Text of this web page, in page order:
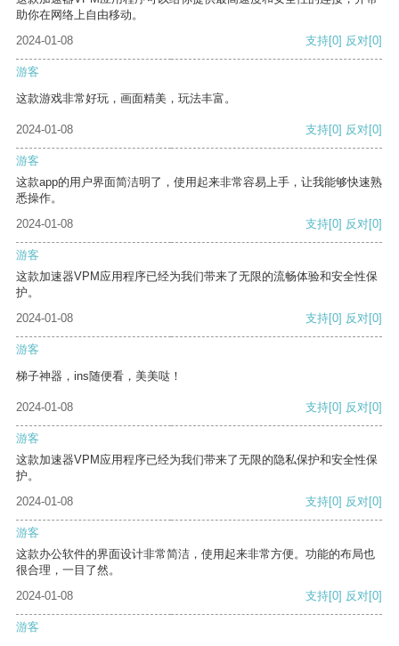
助你在网络上自由移动。
2024-01-08
支持[0] 反对[0]
游客
这款游戏非常好玩，画面精美，玩法丰富。
2024-01-08 支持[0] 反对[0]
游客
这款app的用户界面简洁明了，使用起来非常容易上手，让我能够快速熟
悉操作。
2024-01-08
支持[0] 反对[0]
游客
这款加速器VPM应用程序已经为我们带来了无限的流畅体验和安全性保
护。
2024-01-08
支持[0] 反对[0]
游客
梯子神器，ins随便看，美美哒！
2024-01-08 支持[0] 反对[0]
游客
这款加速器VPM应用程序已经为我们带来了无限的隐私保护和安全性保
护。
2024-01-08
支持[0] 反对[0]
游客
这款办公软件的界面设计非常简洁，使用起来非常方便。功能的布局也
很合理，一目了然。
2024-01-08
支持[0] 反对[0]
游客